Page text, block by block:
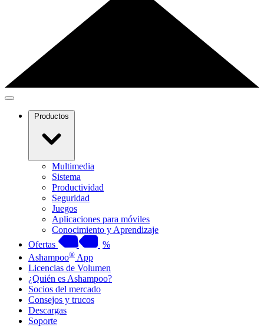
Productos
Multimedia
Sistema
Productividad
Seguridad
Juegos
Aplicaciones para móviles
Conocimiento y Aprendizaje
Ofertas
%
Ashampoo® App
Licencias de Volumen
¿Quién es Ashampoo?
Socios del mercado
Consejos y trucos
Descargas
Soporte